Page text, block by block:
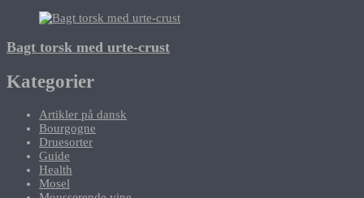
Bagt torsk med urte-crust
Kategorier
Artikler på dansk
Bourgogne
Druesorter
Guide
Health
Mosel